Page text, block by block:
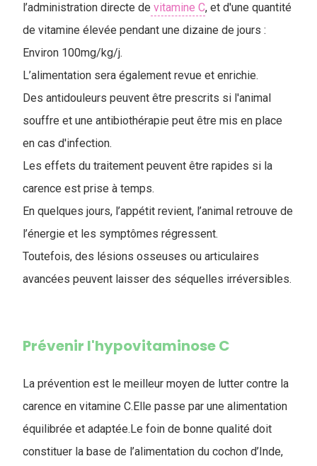
l’administration directe de vitamine C, et d'une quantité
de vitamine élevée pendant une dizaine de jours :
Environ 100mg/kg/j.
L’alimentation sera également revue et enrichie.
Des antidouleurs peuvent être prescrits si l'animal
souffre et une antibiothérapie peut être mis en place
en cas d'infection.
Les effets du traitement peuvent être rapides si la
carence est prise à temps.
En quelques jours, l’appétit revient, l’animal retrouve de
l’énergie et les symptômes régressent.
Toutefois, des lésions osseuses ou articulaires
avancées peuvent laisser des séquelles irréversibles.
Prévenir l'hypovitaminose C
La prévention est le meilleur moyen de lutter contre la
carence en vitamine C.Elle passe par une alimentation
équilibrée et adaptée.Le foin de bonne qualité doit
constituer la base de l’alimentation du cochon d’Inde,